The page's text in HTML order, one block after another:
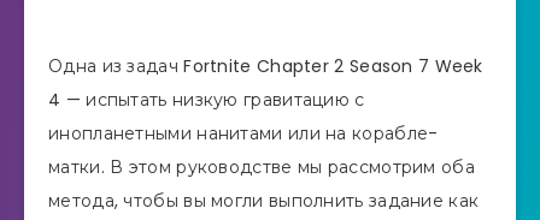
Одна из задач Fortnite Chapter 2 Season 7 Week
4 — испытать низкую гравитацию с
инопланетными нанитами или на корабле-
матки. В этом руководстве мы рассмотрим оба
метода, чтобы вы могли выполнить задание как